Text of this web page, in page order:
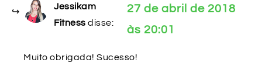
Jessikam
Fitness disse:
27 de abril de 2018
às 20:01
Muito obrigada! Sucesso!